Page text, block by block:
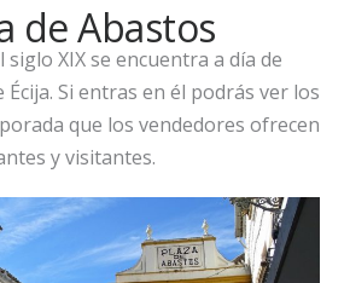
de Abastos
siglo XIX se encuentra a día de
Écija. Si entras en él podrás ver los
que los vendedores ofrecen
y visitantes.